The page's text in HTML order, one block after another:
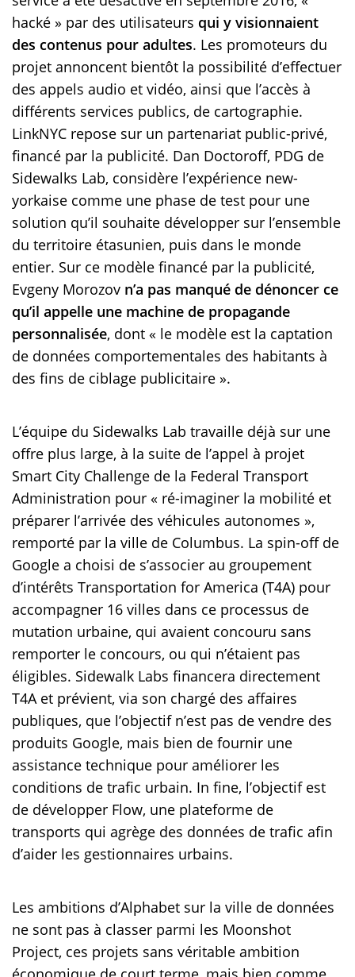
hacké » par des utilisateurs qui y visionnaient
des contenus pour adultes. Les promoteurs du
projet annoncent bientôt la possibilité d’effectuer
des appels audio et vidéo, ainsi que l’accès à
différents services publics, de cartographie.
LinkNYC repose sur un partenariat public-privé,
financé par la publicité. Dan Doctoroff, PDG de
Sidewalks Lab, considère l’expérience new-
yorkaise comme une phase de test pour une
solution qu’il souhaite développer sur l’ensemble
du territoire étasunien, puis dans le monde
entier. Sur ce modèle financé par la publicité,
Evgeny Morozov n’a pas manqué de dénoncer ce
qu’il appelle une machine de propagande
personnalisée, dont « le modèle est la captation
de données comportementales des habitants à
des fins de ciblage publicitaire ».
L’équipe du Sidewalks Lab travaille déjà sur une
offre plus large, à la suite de l’appel à projet
Smart City Challenge de la Federal Transport
Administration pour « ré-imaginer la mobilité et
préparer l’arrivée des véhicules autonomes »,
remporté par la ville de Columbus. La spin-off de
Google a choisi de s’associer au groupement
d’intérêts Transportation for America (T4A) pour
accompagner 16 villes dans ce processus de
mutation urbaine, qui avaient concouru sans
remporter le concours, ou qui n’étaient pas
éligibles. Sidewalk Labs financera directement
T4A et prévient, via son chargé des affaires
publiques, que l’objectif n’est pas de vendre des
produits Google, mais bien de fournir une
assistance technique pour améliorer les
conditions de trafic urbain. In fine, l’objectif est
de développer Flow, une plateforme de
transports qui agrège des données de trafic afin
d’aider les gestionnaires urbains.
Les ambitions d’Alphabet sur la ville de données
ne sont pas à classer parmi les Moonshot
Project, ces projets sans véritable ambition